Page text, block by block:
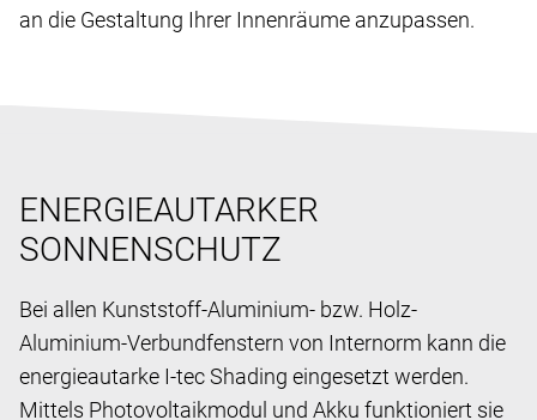
an die Gestaltung Ihrer Innenräume anzupassen.
ENERGIEAUTARKER
SONNENSCHUTZ
Bei allen Kunststoff-Aluminium- bzw. Holz-
Aluminium-Verbundfenstern von Internorm kann die
energieautarke I-tec Shading eingesetzt werden.
Mittels Photovoltaikmodul und Akku funktioniert sie